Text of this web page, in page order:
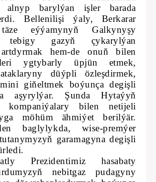
alnyp barylýan işler barada
Bellenilişi ýaly, Berkarar
eýýamynyň Galkynyşy
tebigy gazyň çykarylýan
hem-de onuň bilen
ygtybarly üpjün etmek,
düýpli özleşdirmek,
giňeltmek boýunça degişli
aşyrylýar. Şunda Hytaýyň
kompaniýalary bilen netijeli
möhüm ähmiýet berilýär.
baglylykda, wise-premýer
garamagyna degişli
Prezidentimiz hasabaty
nebitgaz pudagyny